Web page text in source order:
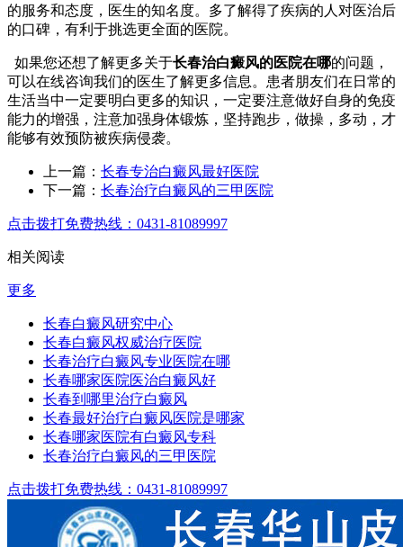
的服务和态度，医生的知名度。多了解得了疾病的人对医治后
的口碑，有利于挑选更全面的医院。
如果您还想了解更多关于长春治白癜风的医院在哪的问题，
可以在线咨询我们的医生了解更多信息。患者朋友们在日常的
生活当中一定要明白更多的知识，一定要注意做好自身的免疫
能力的增强，注意加强身体锻炼，坚持跑步，做操，多动，才
能够有效预防被疾病侵袭。
上一篇： 长春专治白癜风最好医院
下一篇： 长春治疗白癜风的三甲医院
点击拨打免费热线：0431-81089997
相关阅读
更多
长春白癜风研究中心
长春白癜风权威治疗医院
长春治疗白癜风专业医院在哪
长春哪家医院医治白癜风好
长春到哪里治疗白癜风
长春最好治疗白癜风医院是哪家
长春哪家医院有白癜风专科
长春治疗白癜风的三甲医院
点击拨打免费热线：0431-81089997